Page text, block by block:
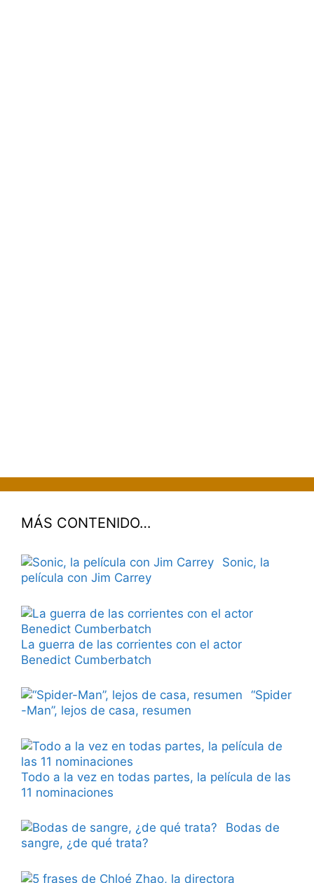
MÁS CONTENIDO…
Sonic, la
película con Jim Carrey
La guerra de las corrientes con el actor
Benedict Cumberbatch
“Spider
-Man”, lejos de casa, resumen
Todo a la vez en todas partes, la película de las
11 nominaciones
Bodas de
sangre, ¿de qué trata?